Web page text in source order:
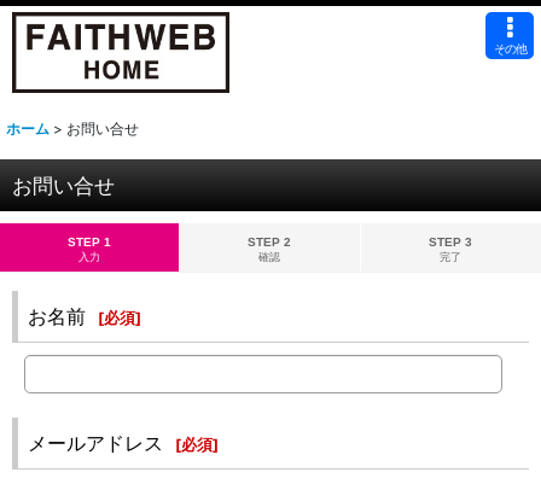
その他
ホーム > お問い合せ
お問い合せ
STEP 1
入力
STEP 2
確認
STEP 3
完了
お名前 [必須]
メールアドレス [必須]